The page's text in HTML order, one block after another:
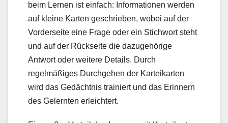
beim Lernen ist einfach: Informationen werden
auf kleine Karten geschrieben, wobei auf der
Vorderseite eine Frage oder ein Stichwort steht
und auf der Rückseite die dazugehörige
Antwort oder weitere Details. Durch
regelmäßiges Durchgehen der Karteikarten
wird das Gedächtnis trainiert und das Erinnern
des Gelernten erleichtert.